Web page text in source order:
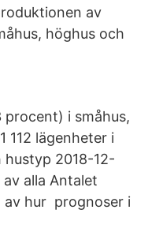
av
höghus och
i småhus,
lägenheter i
2018-12-
alla Antalet
av hur prognoser i